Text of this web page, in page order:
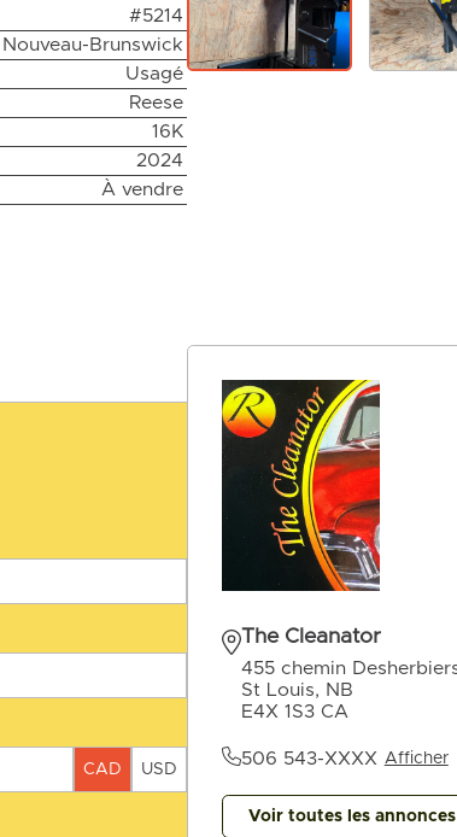
#5214
Brunswick
Usagé
Reese
16K
2024
À vendre
CAD USD
The Cleanator
455 chemin
St Louis, NB
E4X 1S3 CA
506 543-XXXX Afficher
Voir toutes les